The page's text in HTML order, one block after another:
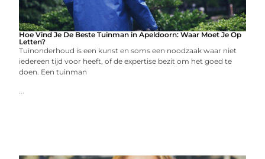
Hoe Vind Je De Beste Tuinman in Apeldoorn: Waar Moet Je Op
Letten?
Tuinonderhoud is een kunst en soms een noodzaak waar niet
iedereen tijd voor heeft, of de expertise bezit om het goed te
doen. Een tuinman
...